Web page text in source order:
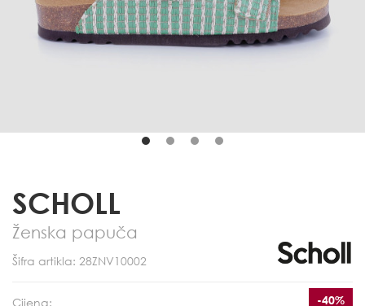
SCHOLL
Ženska papuča
Šifra artikla: 28ZNV10002
Cijena: -40%